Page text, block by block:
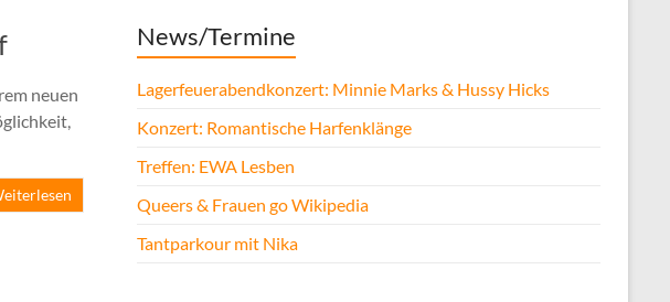
neuen
News/Termine
Lagerfeuerabendkonzert: Minnie Marks & Hussy Hicks
Konzert: Romantische Harfenklänge
Treffen: EWA Lesben
Queers & Frauen go Wikipedia
Tantparkour mit Nika